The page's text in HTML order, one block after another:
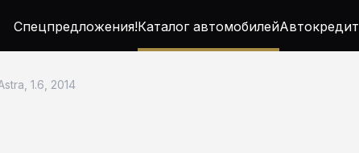
Спецпредложения!Каталог автомобилейАвтокредит
1.6, 2014